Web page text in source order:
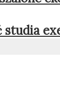
studia